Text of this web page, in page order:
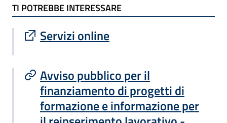
TI POTREBBE INTERESSARE
TI POTREBBE INTERESSARE
Servizi online
Sito esterno : apre una nuova finestra
Avviso pubblico per il
finanziamento di progetti di
formazione e informazione per